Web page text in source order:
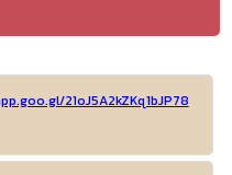
21oJ5A2kZKq1bJP78